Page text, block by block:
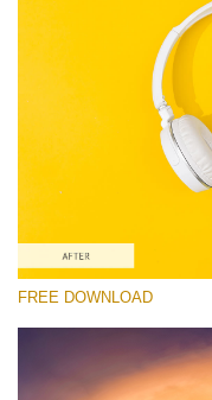
Colorful Landscape
Portrait Complete
Entire Collection
FREE DOWNLOAD